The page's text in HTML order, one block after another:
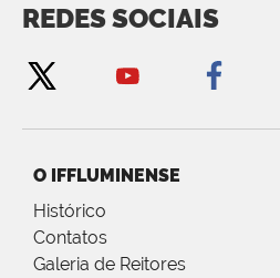
REDES SOCIAIS
O IFFLUMINENSE
Histórico
Contatos
Galeria de Reitores